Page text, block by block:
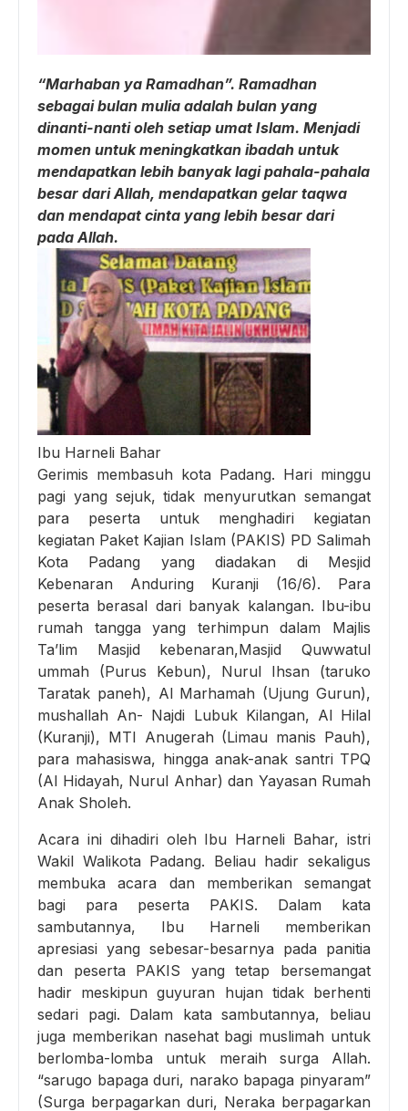
“Marhaban ya Ramadhan”. Ramadhan
sebagai bulan mulia adalah bulan yang
dinanti-nanti oleh setiap umat Islam. Menjadi
momen untuk meningkatkan ibadah untuk
mendapatkan lebih banyak lagi pahala-pahala
besar dari Allah, mendapatkan gelar taqwa
dan mendapat cinta yang lebih besar dari
pada Allah.
Ibu Harneli Bahar
Gerimis membasuh kota Padang. Hari minggu
pagi yang sejuk, tidak menyurutkan semangat
para peserta untuk menghadiri kegiatan
kegiatan Paket Kajian Islam (PAKIS) PD Salimah
Kota Padang yang diadakan di Mesjid
Kebenaran Anduring Kuranji (16/6). Para
peserta berasal dari banyak kalangan. Ibu-ibu
rumah tangga yang terhimpun dalam Majlis
Ta’lim Masjid kebenaran,Masjid Quwwatul
ummah (Purus Kebun), Nurul Ihsan (taruko
Taratak paneh), Al Marhamah (Ujung Gurun),
mushallah An- Najdi Lubuk Kilangan, Al Hilal
(Kuranji), MTI Anugerah (Limau manis Pauh),
para mahasiswa, hingga anak-anak santri TPQ
(Al Hidayah, Nurul Anhar) dan Yayasan Rumah
Anak Sholeh.
Acara ini dihadiri oleh Ibu Harneli Bahar, istri
Wakil Walikota Padang. Beliau hadir sekaligus
membuka acara dan memberikan semangat
bagi para peserta PAKIS. Dalam kata
sambutannya, Ibu Harneli memberikan
apresiasi yang sebesar-besarnya pada panitia
dan peserta PAKIS yang tetap bersemangat
hadir meskipun guyuran hujan tidak berhenti
sedari pagi. Dalam kata sambutannya, beliau
juga memberikan nasehat bagi muslimah untuk
berlomba-lomba untuk meraih surga Allah.
“sarugo bapaga duri, narako bapaga pinyaram”
(Surga berpagarkan duri, Neraka berpagarkan